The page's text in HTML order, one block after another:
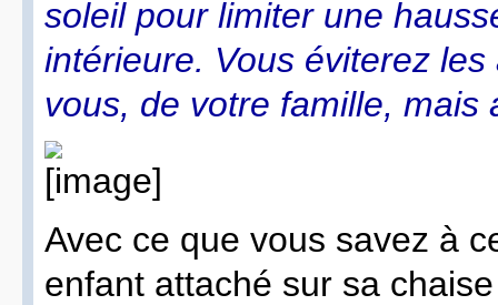
soleil pour limiter une
intérieure. Vous éviterez
vous, de votre famille, mais
Avec ce que vous savez à
enfant attaché sur sa